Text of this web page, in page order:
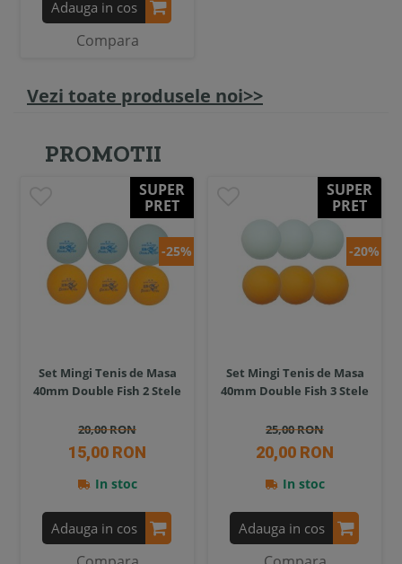
Adauga in cos
Compara
Vezi toate produsele noi>>
PROMOTII
SUPER
PRET
-25%
Set Mingi Tenis de Masa
40mm Double Fish 2 Stele
20,00 RON
15,00 RON
In stoc
Adauga in cos
SUPER
PRET
-20%
Set Mingi Tenis de Masa
40mm Double Fish 3 Stele
25,00 RON
20,00 RON
In stoc
Adauga in cos